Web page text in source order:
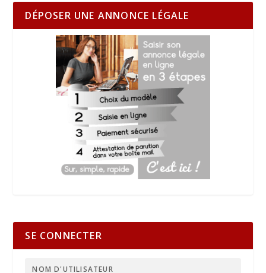
DÉPOSER UNE ANNONCE LÉGALE
SE CONNECTER